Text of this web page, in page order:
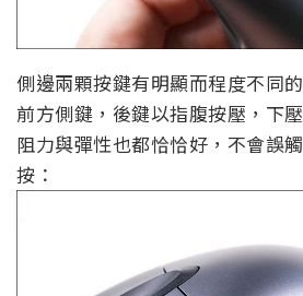
側邊兩顆按鍵有明顯而程度不同
前方側鍵，後鍵以指腹按壓，下
阻力與彈性也都恰恰好，不會誤
按：